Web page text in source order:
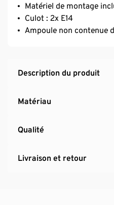
Matériel de montage
Culot : 2x E14
Ampoule non contenue
Description du produit
Matériau
Qualité
Livraison et retour